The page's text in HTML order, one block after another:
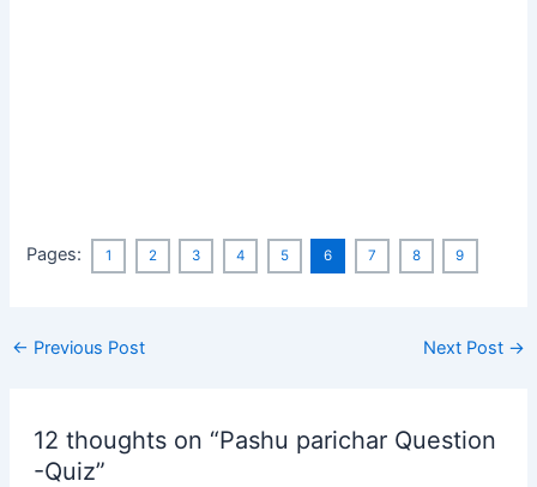
Pages: 1 2 3 4 5 6 7 8 9
Post
← Previous Post Next Post →
12 thoughts on “Pashu parichar Question
-Quiz”